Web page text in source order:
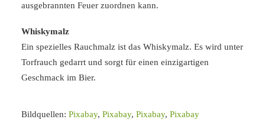
ausgebrannten Feuer zuordnen kann.
Whiskymalz
Ein spezielles Rauchmalz ist das Whiskymalz. Es wird unter
Torfrauch gedarrt und sorgt für einen einzigartigen
Geschmack im Bier.
Bildquellen: Pixabay, Pixabay, Pixabay, Pixabay